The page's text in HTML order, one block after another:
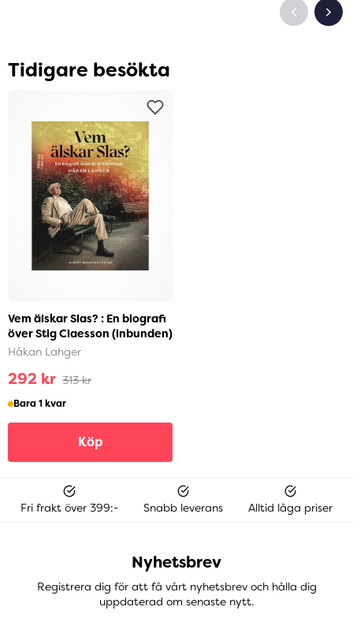
Tidigare besökta
Vem älskar Slas? : En biografi
över Stig Claesson (inbunden)
Håkan Lahger
292 kr 313 kr
Bara 1 kvar
Köp
Fri frakt över 399:- Snabb leverans Alltid låga priser
Nyhetsbrev
Registrera dig för att få vårt nyhetsbrev och hålla dig
uppdaterad om senaste nytt.